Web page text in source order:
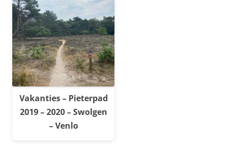
Vakanties – Pieterpad
2019 – 2020 – Swolgen
– Venlo